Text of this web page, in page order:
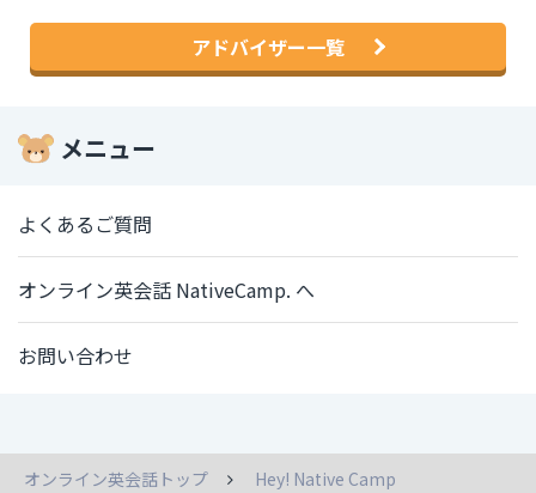
アドバイザー一覧
メニュー
よくあるご質問
オンライン英会話 NativeCamp. へ
お問い合わせ
オンライン英会話トップ
Hey! Native Camp